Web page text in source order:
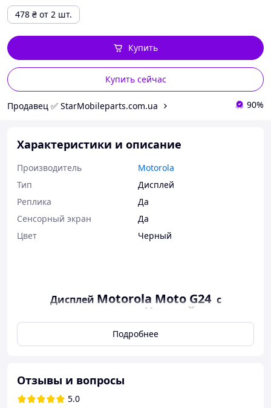
478 ₴ от 2 шт.
Купить сейчас
Купить
Продавец ✅ StarMobileparts.com.ua 90%
Характеристики и описание
Производитель
Motorola
Тип
Дисплей
Реплика
Да
Сенсорный экран
Да
Цвет
Черный
Дисплей Motorola Moto G24 с
Черный
которой сталкивается каждый из нас. Бывают моменты,
когда никто не застрахован от случайного падения,
износа шлейфов или даже царапин от ключей или
Подробнее
Отзывы и вопросы
5.0